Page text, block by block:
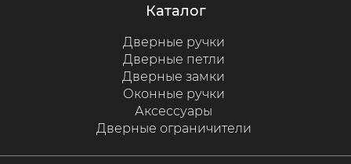
каталог
Дверные ручки
Дверные петли
Дверные замки
Оконные ручки
Аксессуары
Дверные ограничители